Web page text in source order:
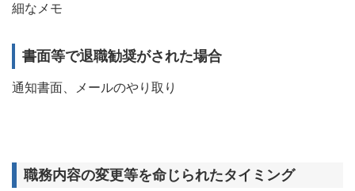
細なメモ
書面等で退職勧奨がされた場合
通知書面、メールのやり取り
職務内容の変更等を命じられたタイミング